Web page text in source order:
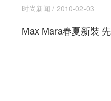
时尚新闻 / 2010-02-03
Max Mara春夏新裝